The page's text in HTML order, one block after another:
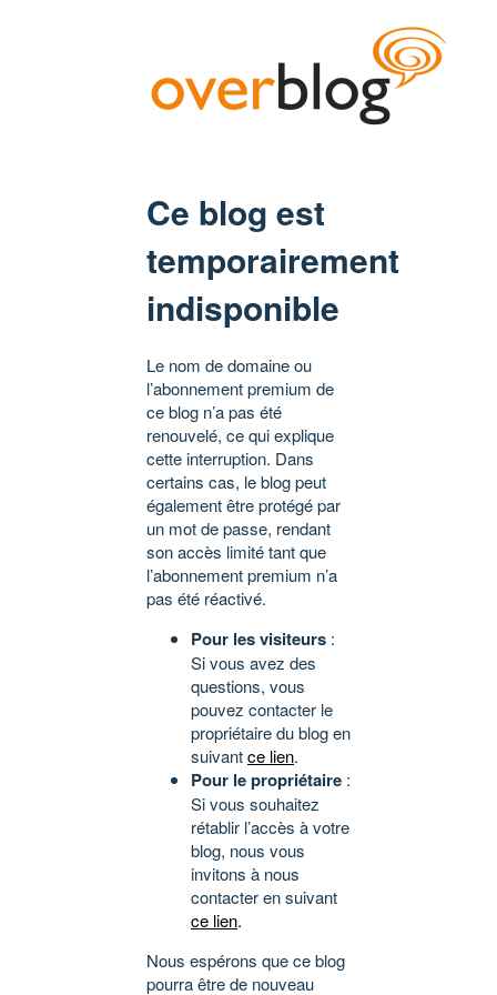
Ce blog est
temporairement
indisponible
Le nom de domaine ou
l’abonnement premium de
ce blog n’a pas été
renouvelé, ce qui explique
cette interruption. Dans
certains cas, le blog peut
également être protégé par
un mot de passe, rendant
son accès limité tant que
l’abonnement premium n’a
pas été réactivé.
Pour les visiteurs :
Si vous avez des
questions, vous
pouvez contacter le
propriétaire du blog en
suivantce lien.
Pour le propriétaire :
Si vous souhaitez
rétablir l’accès à votre
blog, nous vous
invitons à nous
contacter en suivant
ce lien.
Nous espérons que ce blog
pourra être de nouveau